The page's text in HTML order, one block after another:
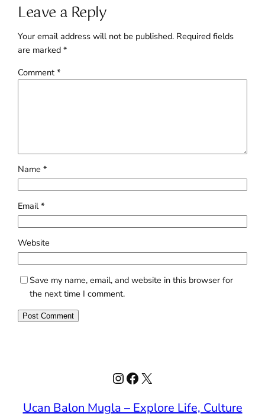
Leave a Reply
Your email address will not be published. Required fields
are marked*
Comment*
Name*
Email*
Website
Save my name, email, and website in this browser for
the next time I comment.
Instagram
Facebook
X
Ucan Balon Mugla – Explore Life, Culture